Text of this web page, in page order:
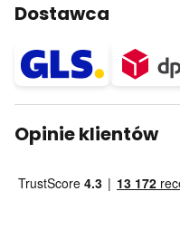
Dostawca
Opinie klientów